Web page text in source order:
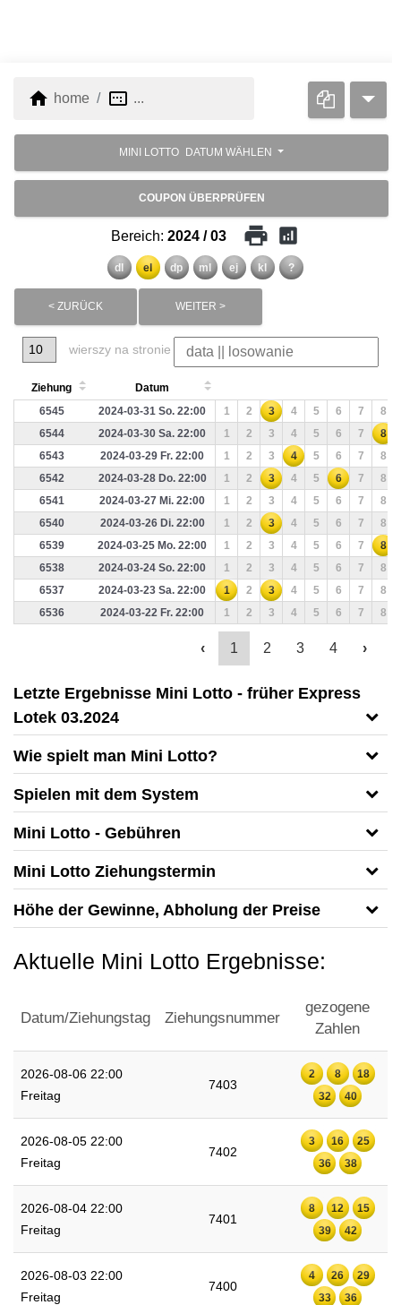
home home image_aspect_ratio ...
MINI LOTTO DATUM WÄHLEN
COUPON ÜBERPRÜFEN
Bereich: 2024 / 03 print analytics
dl el dp ml ej kl ?
< ZURÜCK WEITER >
wierszy na stronie
Ziehung
Datum
6545
2024-03-31 So. 22:00 1 2 3 4 5 6 7
8
6544
2024-03-30 Sa. 22:00 1 2 3 4 5 6 7
8
6543
2024-03-29 Fr. 22:00 1 2 3 4 5 6 7
8
6542
2024-03-28 Do. 22:00 1 2 3 4 5 6 7
8
6541
2024-03-27 Mi. 22:00 1 2 3 4 5 6 7
8
6540
2024-03-26 Di. 22:00 1 2 3 4 5 6 7
8
6539
2024-03-25 Mo. 22:00 1 2 3 4 5 6 7
8
6538
2024-03-24 So. 22:00 1 2 3 4 5 6 7
8
6537
2024-03-23 Sa. 22:00 1 2 3 4 5 6 7
8
6536
2024-03-22 Fr. 22:00 1 2 3 4 5 6 7 8
‹ 1 2 3 4 ›
Letzte Ergebnisse Mini Lotto - früher Express
Lotek 03.2024
Wie spielt man Mini Lotto?
Spielen mit dem System
Mini Lotto - Gebühren
Mini Lotto Ziehungstermin
Höhe der Gewinne, Abholung der Preise
Aktuelle Mini Lotto Ergebnisse:
Datum/Ziehungstag Ziehungsnummer
gezogene
Zahlen
2026-08-06 22:00
Freitag
7403
2 8
18
32
40
2026-08-05 22:00
Freitag
7402
3 16
25
36
38
2026-08-04 22:00
Freitag
7401
8 12
15
39
42
2026-08-03 22:00
Freitag
7400
4 26
29
33
36